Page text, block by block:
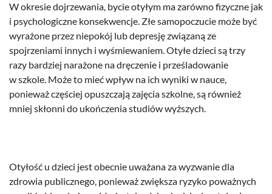
W okresie dojrzewania, bycie otyłym ma zarówno fizyczne jak
i psychologiczne konsekwencje. Złe samopoczucie może być
wyrażone przez niepokój lub depresję związaną ze
spojrzeniami innych i wyśmiewaniem. Otyłe dzieci są trzy
razy bardziej narażone na dręczenie i prześladowanie
w szkole. Może to mieć wpływ na ich wyniki w nauce,
ponieważ częściej opuszczają zajęcia szkolne, są również
mniej skłonni do ukończenia studiów wyższych.
Otyłość u dzieci jest obecnie uważana za wyzwanie dla
zdrowia publicznego, ponieważ zwiększa ryzyko poważnych